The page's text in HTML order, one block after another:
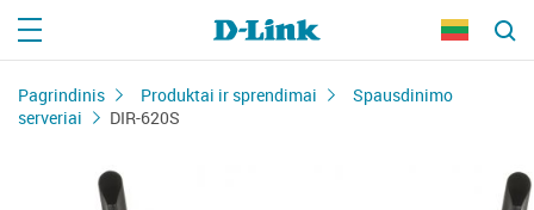
Pagrindinis Produktai ir sprendimai
Spausdinimo
serveriai
DIR-620S